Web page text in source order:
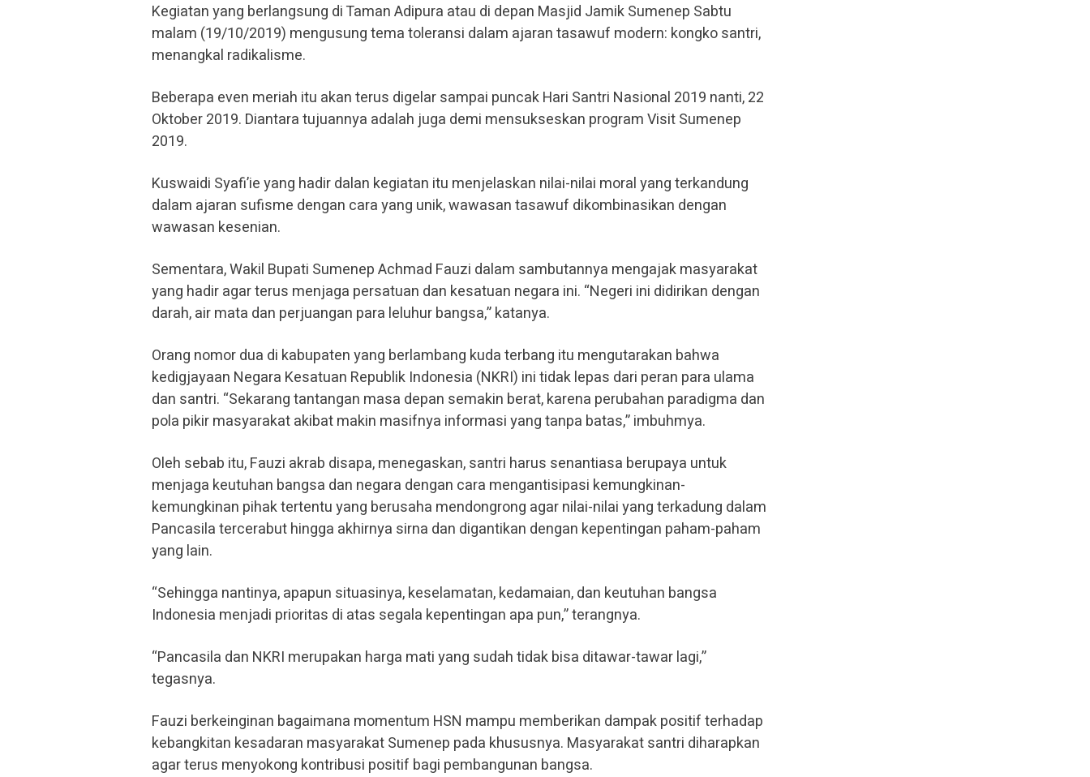
Kegiatan yang berlangsung di Taman Adipura atau di depan Masjid Jamik Sumenep Sabtu
malam (19/10/2019) mengusung tema toleransi dalam ajaran tasawuf modern: kongko santri,
menangkal radikalisme.
Beberapa even meriah itu akan terus digelar sampai puncak Hari Santri Nasional 2019 nanti, 22
Oktober 2019. Diantara tujuannya adalah juga demi mensukseskan program Visit Sumenep
2019.
Kuswaidi Syafi’ie yang hadir dalan kegiatan itu menjelaskan nilai-nilai moral yang terkandung
dalam ajaran sufisme dengan cara yang unik, wawasan tasawuf dikombinasikan dengan
wawasan kesenian.
Sementara, Wakil Bupati Sumenep Achmad Fauzi dalam sambutannya mengajak masyarakat
yang hadir agar terus menjaga persatuan dan kesatuan negara ini. “Negeri ini didirikan dengan
darah, air mata dan perjuangan para leluhur bangsa,” katanya.
Orang nomor dua di kabupaten yang berlambang kuda terbang itu mengutarakan bahwa
kedigjayaan Negara Kesatuan Republik Indonesia (NKRI) ini tidak lepas dari peran para ulama
dan santri. “Sekarang tantangan masa depan semakin berat, karena perubahan paradigma dan
pola pikir masyarakat akibat makin masifnya informasi yang tanpa batas,” imbuhmya.
Oleh sebab itu, Fauzi akrab disapa, menegaskan, santri harus senantiasa berupaya untuk
menjaga keutuhan bangsa dan negara dengan cara mengantisipasi kemungkinan-
kemungkinan pihak tertentu yang berusaha mendongrong agar nilai-nilai yang terkadung dalam
Pancasila tercerabut hingga akhirnya sirna dan digantikan dengan kepentingan paham-paham
yang lain.
“Sehingga nantinya, apapun situasinya, keselamatan, kedamaian, dan keutuhan bangsa
Indonesia menjadi prioritas di atas segala kepentingan apa pun,” terangnya.
“Pancasila dan NKRI merupakan harga mati yang sudah tidak bisa ditawar-tawar lagi,”
tegasnya.
Fauzi berkeinginan bagaimana momentum HSN mampu memberikan dampak positif terhadap
kebangkitan kesadaran masyarakat Sumenep pada khususnya. Masyarakat santri diharapkan
agar terus menyokong kontribusi positif bagi pembangunan bangsa.